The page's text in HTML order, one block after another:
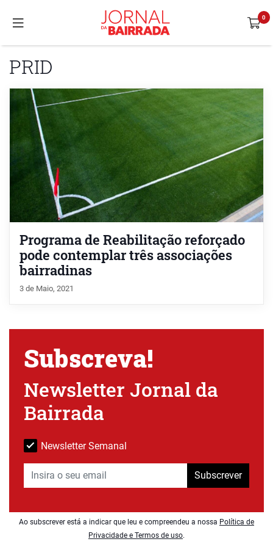
PRID
Programa de Reabilitação reforçado
pode contemplar três associações
bairradinas
3 de Maio, 2021
Subscreva!
Newsletter Jornal da
Bairrada
Newsletter Semanal
Subscrever
Ao subscrever está a indicar que leu e compreendeu a nossa Política de
Privacidade e Termos de uso.